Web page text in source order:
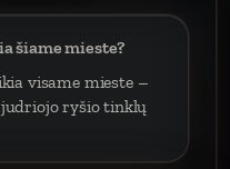
šiame mieste?
visame mieste –
ryšio tinklų